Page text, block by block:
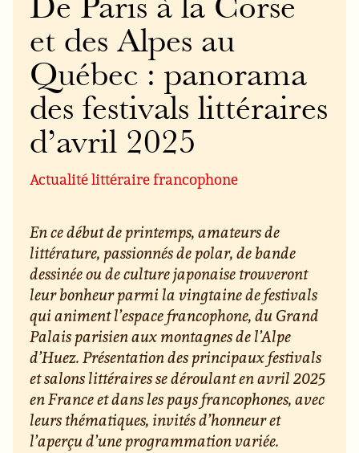
De Paris à la Corse
et des Alpes au
Québec : panorama
des festivals littéraires
d’avril 2025
Actualité littéraire francophone
En ce début de printemps, amateurs de
littérature, passionnés de polar, de bande
dessinée ou de culture japonaise trouveront
leur bonheur parmi la vingtaine de festivals
qui animent l’espace francophone, du Grand
Palais parisien aux montagnes de l’Alpe
d’Huez. Présentation des principaux festivals
et salons littéraires se déroulant en avril 2025
en France et dans les pays francophones, avec
leurs thématiques, invités d’honneur et
l’aperçu d’une programmation variée.